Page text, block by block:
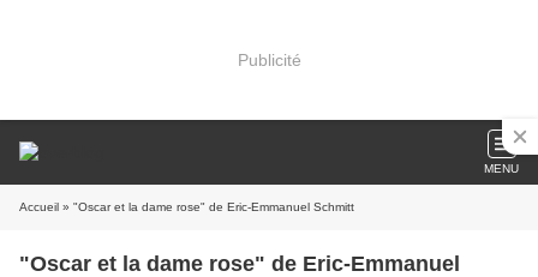
Publicité
MENU
Accueil » "Oscar et la dame rose" de Eric-Emmanuel Schmitt
"Oscar et la dame rose" de Eric-Emmanuel